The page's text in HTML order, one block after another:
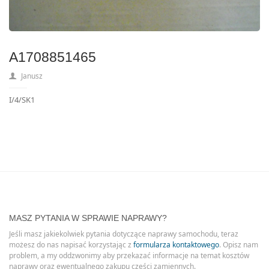
A1708851465
Janusz
I/4/SK1
MASZ PYTANIA W SPRAWIE NAPRAWY?
Jeśli masz jakiekolwiek pytania dotyczące naprawy samochodu, teraz
możesz do nas napisać korzystając z formularza kontaktowego. Opisz nam
problem, a my oddzwonimy aby przekazać informacje na temat kosztów
naprawy oraz ewentualnego zakupu części zamiennych.